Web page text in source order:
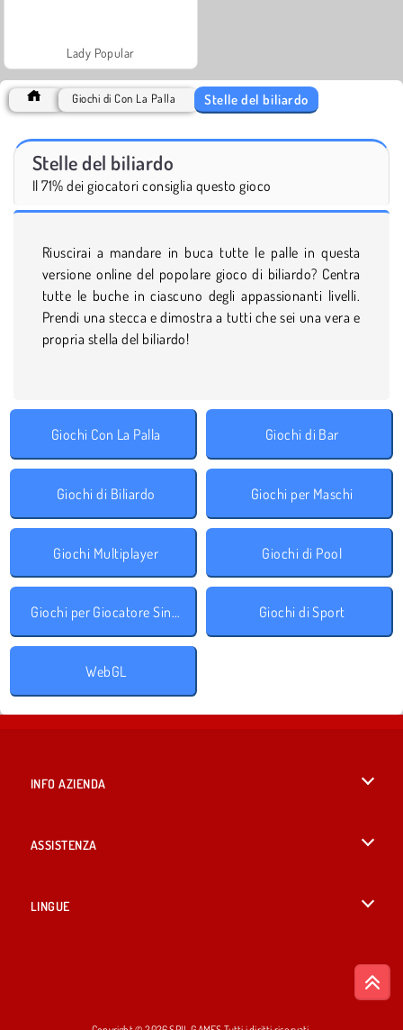
Lady Popular
Giochi di Con La Palla Stelle del biliardo
Stelle del biliardo
Il 71% dei giocatori consiglia questo gioco
Riuscirai a mandare in buca tutte le palle in questa
versione online del popolare gioco di biliardo? Centra
tutte le buche in ciascuno degli appassionanti livelli.
Prendi una stecca e dimostra a tutti che sei una vera e
propria stella del biliardo!
Giochi Con La Palla Giochi di Bar
Giochi di Biliardo Giochi per Maschi
Giochi Multiplayer Giochi di Pool
Giochi per Giocatore Singolo Giochi di Sport
WebGL
INFO AZIENDA
ASSISTENZA
LINGUE